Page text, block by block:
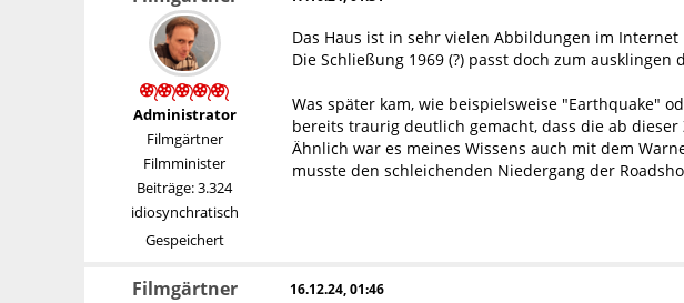
Administrator
Filmgärtner
Filmminister
Beiträge: 3.324
idiosynchratisch
Gespeichert
Das Haus ist in sehr vielen Abbildungen im
Die Schließung 1969 (?) passt doch zum
Was später kam, wie beispielsweise "Earthquake"
bereits traurig deutlich gemacht, dass die ab
Ähnlich war es meines Wissens auch mit dem
musste den schleichenden Niedergang der
Filmgärtner 16.12.24, 01:46